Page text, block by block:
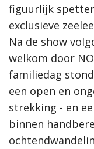
figuurlijk
exclusieve
Na de show
welkom door
familiedag
een open en
strekking - en
binnen